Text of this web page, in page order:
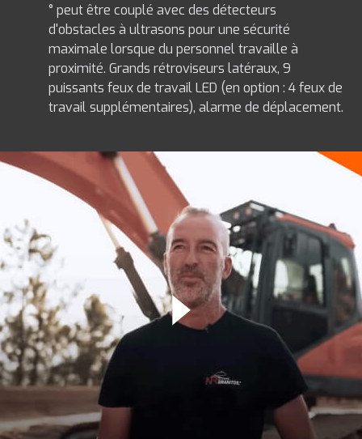
° peut être couplé avec des détecteurs
d'obstacles à ultrasons pour une sécurité
maximale lorsque du personnel travaille à
proximité. Grands rétroviseurs latéraux, 9
puissants feux de travail LED (en option : 4 feux de
travail supplémentaires), alarme de déplacement.